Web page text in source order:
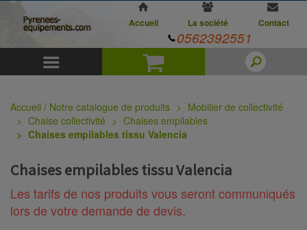
Panier
Accueil La société Contact
0562392551
Accueil / Notre catalogue de produits
Mobilier de collectivité
Chaise collectivité
Chaises empilables
Chaises empilables tissu Valencia
Chaises empilables tissu Valencia
Les tarifs de nos produits vous seront communiqués
lors de votre demande de devis.